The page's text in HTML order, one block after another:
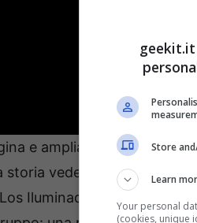
e amplia i contenuti
vede l’enigmatica
Iluminados su ordine di
Store
Learn
Your personal
(cookies, unique